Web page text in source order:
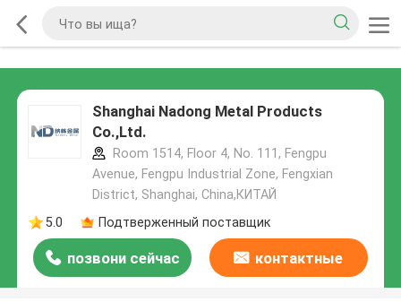
Shanghai Nadong Metal Products
Co.,Ltd.
Room 1514, Floor 4, No. 111, Fengpu
Avenue, Fengpu Industrial Zone, Fengxian
District, Shanghai, China,КИТАЙ
5.0
Подтверженный поставщик
позвони сейчас контактные